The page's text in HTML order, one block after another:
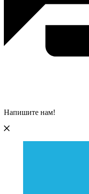
Напишите нам!